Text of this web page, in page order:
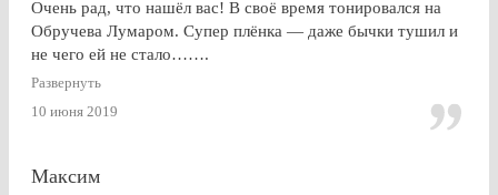
Очень рад, что нашёл вас! В своё время тонировался на
Обручева Лумаром. Супер плёнка — даже бычки тушил и
не чего ей не стало…….
Развернуть
10 июня 2019
Максим